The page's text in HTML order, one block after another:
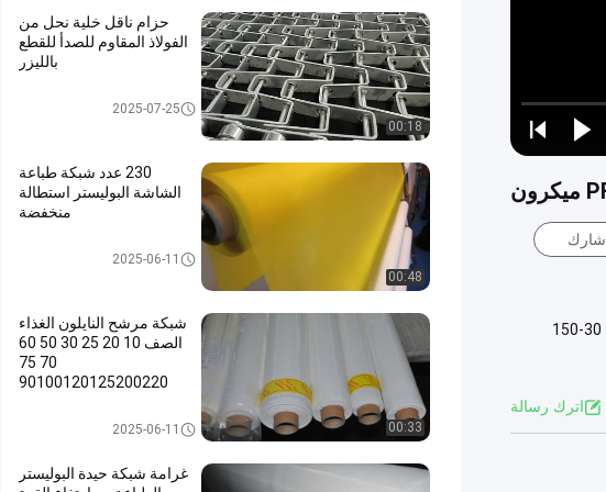
Play
Play
Loaded:
0%
شارك
نسيج الشبكة البيضاء عالية التوتر البوليستر للطباعة الشاشة للطباعة القميص سمات المنتج الصفة القيمة السمة مضاد للستاتيك قطر الخيوط 30-150
اترك رسالة
00:18
حزام ناقل خلية نحل من
الفولاذ المقاوم للصدأ للقطع
بالليزر
حزام سير شبكة سلكية2025-07-25
00:48
230 عدد شبكة طباعة
الشاشة البوليستر استطالة
منخفضة
شبكة البوليستر شاشة الطباعة
2025-06-11
00:33
شبكة مرشح النايلون الغذاء
الصف 10 20 25 30 50 60
70 75
90100120125200220
شبكة مرشح النايلون2025-06-11
غرامة شبكة حيدة البوليستر